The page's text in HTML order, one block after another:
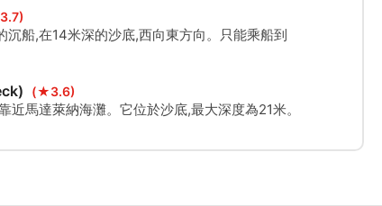
船,在14米深的沙底,西向東方向。只能乘船到
(★3.6)
近馬達萊納海灘。它位於沙底,最大深度為21米。